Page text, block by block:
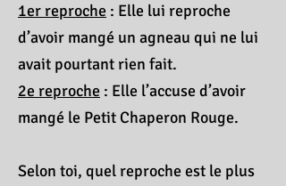
1er reproche : Elle lui reproche
d’avoir mangé un agneau qui ne lui
avait pourtant rien fait.
2e reproche : Elle l’accuse d’avoir
mangé le Petit Chaperon Rouge.
Selon toi, quel reproche est le plus